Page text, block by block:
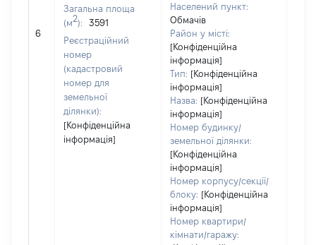
6
Загальна площа
(м2):
3591
Реєстраційний
номер
(кадастровий
номер для
земельної
ділянки):
[Конфіденційна
інформація]
Населений пункт:
Обмачів
Район у місті:
[Конфіденційна
інформація]
Тип: [Конфіденційна
інформація]
Назва: [Конфіденційна
інформація]
Номер будинку/
земельної ділянки:
[Конфіденційна
інформація]
Номер корпусу/секції/
блоку: [Конфіденційна
інформація]
Номер квартири/
кімнати/гаражу: